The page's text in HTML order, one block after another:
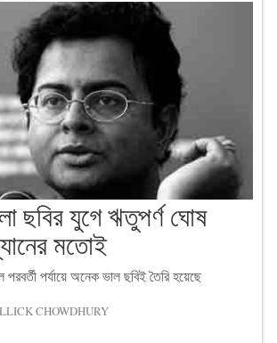
ছবির যুগে ঋতুপর্ণ ঘোষ
মতোই
পর্যায়ে অনেক ভাল ছবিই তৈরি হয়েছে
CHOWDHURY